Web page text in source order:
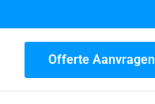
Offerte Aanvragen